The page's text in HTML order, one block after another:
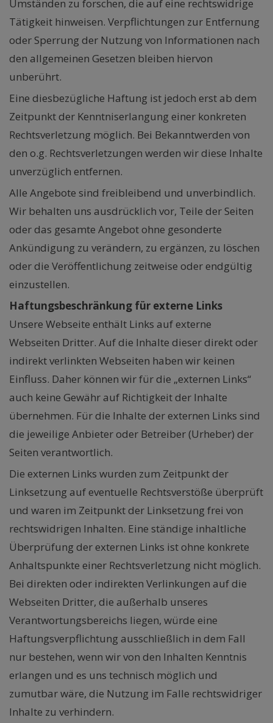
Umständen zu forschen, die auf eine rechtswidrige
Tätigkeit hinweisen. Verpflichtungen zur Entfernung
oder Sperrung der Nutzung von Informationen nach
den allgemeinen Gesetzen bleiben hiervon
unberührt.
Eine diesbezügliche Haftung ist jedoch erst ab dem
Zeitpunkt der Kenntniserlangung einer konkreten
Rechtsverletzung möglich. Bei Bekanntwerden von
den o.g. Rechtsverletzungen werden wir diese Inhalte
unverzüglich entfernen.
Alle Angebote sind freibleibend und unverbindlich.
Wir behalten uns ausdrücklich vor, Teile der Seiten
oder das gesamte Angebot ohne gesonderte
Ankündigung zu verändern, zu ergänzen, zu löschen
oder die Veröffentlichung zeitweise oder endgültig
einzustellen.
Haftungsbeschränkung für externe Links
Unsere Webseite enthält Links auf externe
Webseiten Dritter. Auf die Inhalte dieser direkt oder
indirekt verlinkten Webseiten haben wir keinen
Einfluss. Daher können wir für die „externen Links“
auch keine Gewähr auf Richtigkeit der Inhalte
übernehmen. Für die Inhalte der externen Links sind
die jeweilige Anbieter oder Betreiber (Urheber) der
Seiten verantwortlich.
Die externen Links wurden zum Zeitpunkt der
Linksetzung auf eventuelle Rechtsverstöße überprüft
und waren im Zeitpunkt der Linksetzung frei von
rechtswidrigen Inhalten. Eine ständige inhaltliche
Überprüfung der externen Links ist ohne konkrete
Anhaltspunkte einer Rechtsverletzung nicht möglich.
Bei direkten oder indirekten Verlinkungen auf die
Webseiten Dritter, die außerhalb unseres
Verantwortungsbereichs liegen, würde eine
Haftungsverpflichtung ausschließlich in dem Fall
nur bestehen, wenn wir von den Inhalten Kenntnis
erlangen und es uns technisch möglich und
zumutbar wäre, die Nutzung im Falle rechtswidriger
Inhalte zu verhindern.